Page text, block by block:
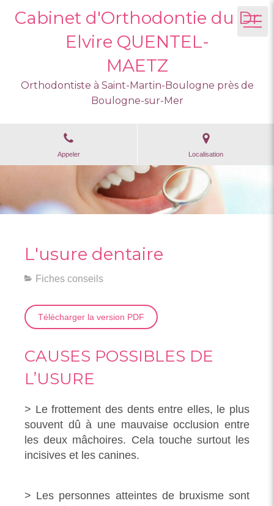
Cabinet d'Orthodontie du Dr
Elvire QUENTEL-
MAETZ
Orthodontiste à Saint-Martin-Boulogne près de
Boulogne-sur-Mer
Appeler Localisation
L'usure dentaire
Fiches conseils
Télécharger la version PDF
CAUSES POSSIBLES DE
L’USURE
> Le frottement des dents entre elles, le plus
souvent dû à une mauvaise occlusion entre
les deux mâchoires. Cela touche surtout les
incisives et les canines.
> Les personnes atteintes de bruxisme sont